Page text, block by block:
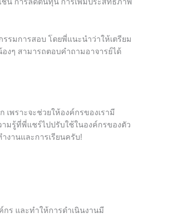
น การลดต้นทุน การเพิ่มประสิทธิภาพ
รมการสอบ โดยพี่แนะนำว่าให้เตรียม
งๆ สามารถตอบคำถามอาจารย์ได้
พราะจะช่วยให้องค์กรของเรามี
มรู้ที่พี่แชร์ไปปรับใช้ในองค์กรของตัว
งานและการเรียนครับ!
ร และทำให้การดำเนินงานมี